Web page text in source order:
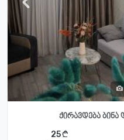
ქირავდება
25